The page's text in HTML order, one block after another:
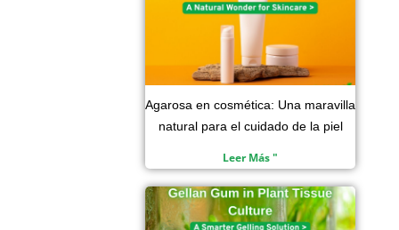
Agarosa en cosmética: Una maravilla
natural para el cuidado de la piel
Leer Más "